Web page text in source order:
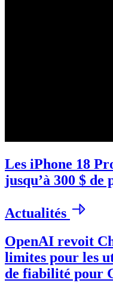
Les iPhone 18
jusqu’à 300 $ de
Actualités
OpenAI revoit
limites pour les
de fiabilité pour